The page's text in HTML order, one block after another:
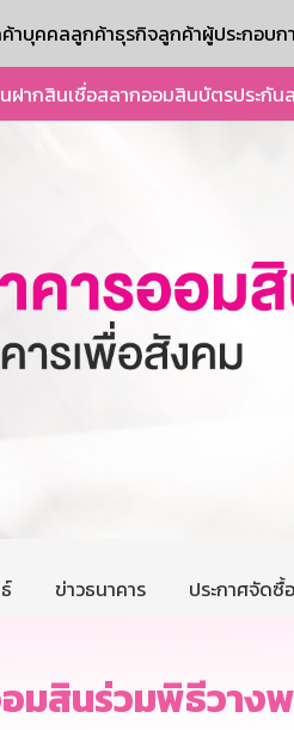
าบุคคลลูกค้าธุรกิจลูกค้าผู้ประกอบก
ฝากสินเชื่อสลากออมสินบัตรประกัน
ข่าวธนาคาร ประกาศจัดซื้
มสินร่วมพิธีวาง